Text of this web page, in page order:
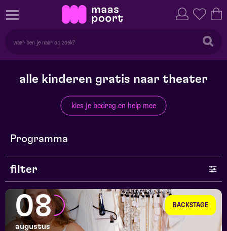
alle kinderen gratis naar theater
kies je bedrag en help mee
Programma
filter
genre
series en selecties
BACKSTAGE
08
augustus